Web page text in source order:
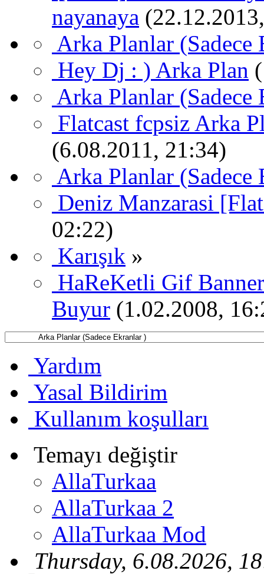
nayanaya
Arka Planlar (Sadece
Hey Dj : ) Arka Plan
Arka Planlar (Sadece
Flatcast fcpsiz Arka
(6.08.2011, 21:34)
Arka Planlar (Sadece
Deniz Manzarasi
02:22)
Karışık »
HaReKetli Gif
Buyur (1.02.2008,
Yardım
Yasal Bildirim
Kullanım koşulları
Temayı değiştir
AllaTurkaa
AllaTurkaa 2
AllaTurkaa Mod
Thursday, 6.08.2026,